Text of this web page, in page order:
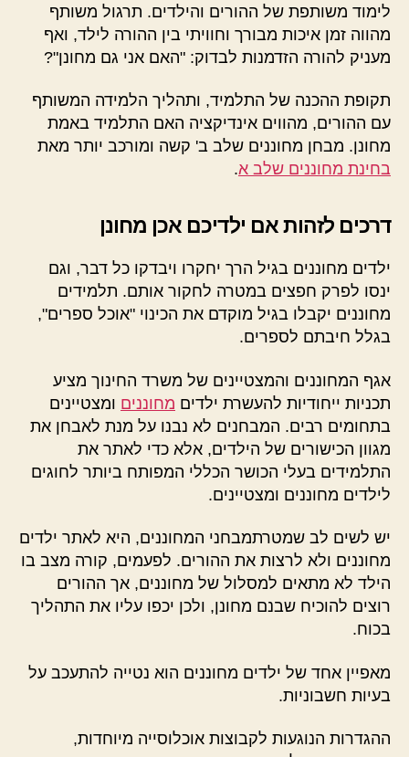
לימוד משותפת של ההורים והילדים. תרגול משותף
מהווה זמן איכות מבורך וחוויתי בין ההורה לילד, ואף
מעניק להורה הזדמנות לבדוק: "האם אני גם מחונן"?
תקופת ההכנה של התלמיד, ותהליך הלמידה המשותף
עם ההורים, מהווים אינדיקציה האם התלמיד באמת
מחונן. מבחן מחוננים שלב ב' קשה ומורכב יותר מאת
בחינת מחוננים שלב א.
דרכים לזהות אם ילדיכם אכן מחונן
ילדים מחוננים בגיל הרך יחקרו ויבדקו כל דבר, וגם
ינסו לפרק חפצים במטרה לחקור אותם. תלמידים
מחוננים יקבלו בגיל מוקדם את הכינוי "אוכל ספרים",
בגלל חיבתם לספרים.
אגף המחוננים והמצטיינים של משרד החינוך מציע
תכניות ייחודיות להעשרת ילדים מחוננים ומצטיינים
בתחומים רבים. המבחנים לא נבנו על מנת לאבחן את
מגוון הכישורים של הילדים, אלא כדי לאתר את
התלמידים בעלי הכושר הכללי המפותח ביותר לחוגים
לילדים מחוננים ומצטיינים.
יש לשים לב שמטרתמבחני המחוננים, היא לאתר ילדים
מחוננים ולא לרצות את ההורים. לפעמים, קורה מצב בו
הילד לא מתאים למסלול של מחוננים, אך ההורים
רוצים להוכיח שבנם מחונן, ולכן יכפו עליו את התהליך
בכוח.
מאפיין אחד של ילדים מחוננים הוא נטייה להתעכב על
בעיות חשבוניות.
ההגדרות הנוגעות לקבוצות אוכלוסייה מיוחדות,